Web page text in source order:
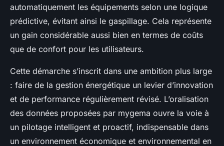
automatiquement les équipements selon une logique
prédictive, évitant ainsi le gaspillage. Cela représente
un gain considérable aussi bien en termes de coûts
que de confort pour les utilisateurs.
Cette démarche s’inscrit dans une ambition plus large
: faire de la gestion énergétique un levier d’innovation
et de performance régulièrement révisé. L’oralisation
des données proposées par mygema ouvre la voie à
un pilotage intelligent et proactif, indispensable dans
un environnement économique et environnemental en